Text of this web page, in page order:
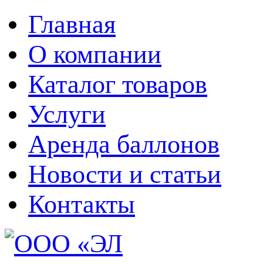
Главная
О компании
Каталог товаров
Услуги
Аренда баллонов
Новости и статьи
Контакты